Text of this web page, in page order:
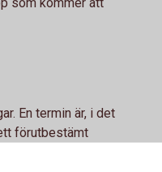
En termin är, i det
förutbestämt